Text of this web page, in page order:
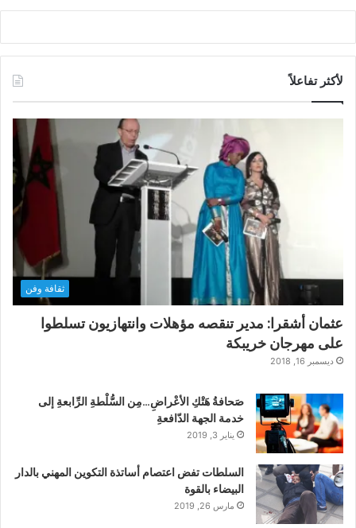
لأكثر تفاعلاً
ثقافة وفن
عثمان أشقرا: مدير تنقصه مؤهلات وانتهازيون تسلطوا
على مهرجان خريبكة
ديسمبر 16, 2018
صَحافةُ هَتْكِ الأعْراضِ…مِن السُّلْطةِ الرِّابعةِ إلى
خدمة الجهة الدّافعةِ
يناير 3, 2019
السلطات تفض اعتصام أساتذة التكوين المهني بالدار
البيضاء بالقوة
مارس 26, 2019